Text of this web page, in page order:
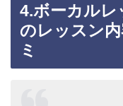
4.ボーカルレ
のレッスン
ミ